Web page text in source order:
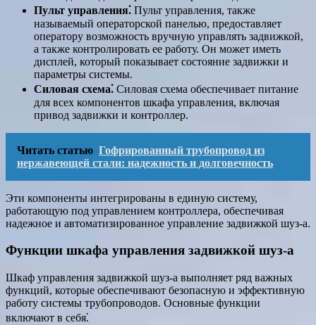
Пульт управления⁚ Пульт управления, также
называемый операторской панелью, предоставляет
оператору возможность вручную управлять задвижкой,
а также контролировать ее работу. Он может иметь
дисплей, который показывает состояние задвижки и
параметры системы.
Силовая схема⁚ Силовая схема обеспечивает питание
для всех компонентов шкафа управления, включая
привод задвижки и контроллер.
Читать статью Гофрированный трубопровод из
нержавеющей стали: надежность и долговечность
Эти компоненты интегрированы в единую систему,
работающую под управлением контроллера, обеспечивая
надежное и автоматизированное управление задвижкой шуз-а.
Функции шкафа управления задвижкой шуз-а
Шкаф управления задвижкой шуз-а выполняет ряд важных
функций, которые обеспечивают безопасную и эффективную
работу системы трубопроводов. Основные функции
включают в себя⁚